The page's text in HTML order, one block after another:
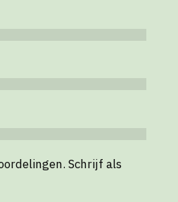
Schrijf als